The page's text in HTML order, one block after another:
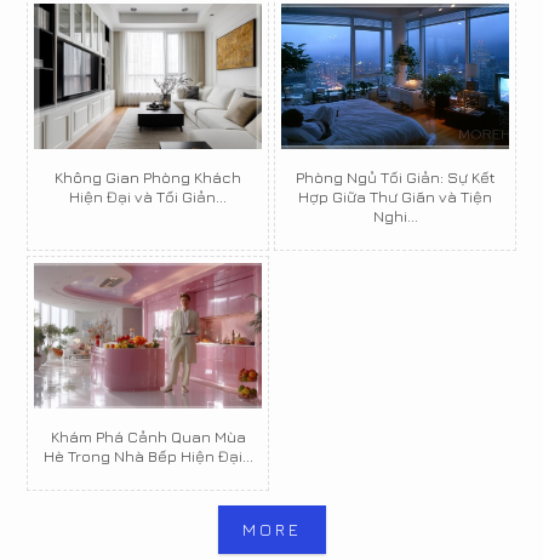
Không Gian Phòng Khách
Hiện Đại và Tối Giản...
Phòng Ngủ Tối Giản: Sự Kết
Hợp Giữa Thư Giãn và Tiện
Nghi...
Khám Phá Cảnh Quan Mùa
Hè Trong Nhà Bếp Hiện Đại...
MORE